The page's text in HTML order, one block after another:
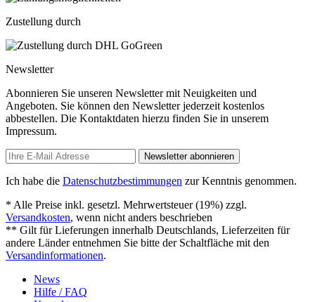
Zustellung durch
Newsletter
Abonnieren Sie unseren Newsletter mit Neuigkeiten und
Angeboten. Sie können den Newsletter jederzeit kostenlos
abbestellen. Die Kontaktdaten hierzu finden Sie in unserem
Impressum.
Newsletter abonnieren
Ich habe die Datenschutzbestimmungen zur Kenntnis genommen.
* Alle Preise inkl. gesetzl. Mehrwertsteuer (19%) zzgl.
Versandkosten, wenn nicht anders beschrieben
** Gilt für Lieferungen innerhalb Deutschlands, Lieferzeiten für
andere Länder entnehmen Sie bitte der Schaltfläche mit den
Versandinformationen.
News
Hilfe / FAQ